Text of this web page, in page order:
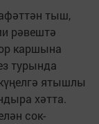
тыш,
рәвештә
каршына
турында
ятышлы
хәтта.
сок­